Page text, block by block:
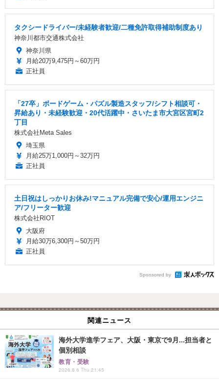
タクシードライバー/未経験者歓迎/二種免許取得補助制度あり
神奈川都市交通株式会社
神奈川県
月給20万9,475円～60万円
正社員
「27卒」ボードゲーム・パズル製造スタッフ/シフト相談可・
昇給あり・未経験歓迎・20代活躍中・さいたま市大宮区宮町2
丁目
株式会社Meta Sales
埼玉県
月給25万1,000円～32万円
正社員
土日祝はしっかりお休み!マニュアル完備で安心/運用エンジニ
ア/フリーター歓迎
株式会社RIOT
大阪府
月給30万6,300円～50万円
正社員
Sponsored by
関連ニュース
海外大学進学フェア、大阪・東京で9月...担当者と
個別相談
教育・受験
2026.8.6 Thu 21:45